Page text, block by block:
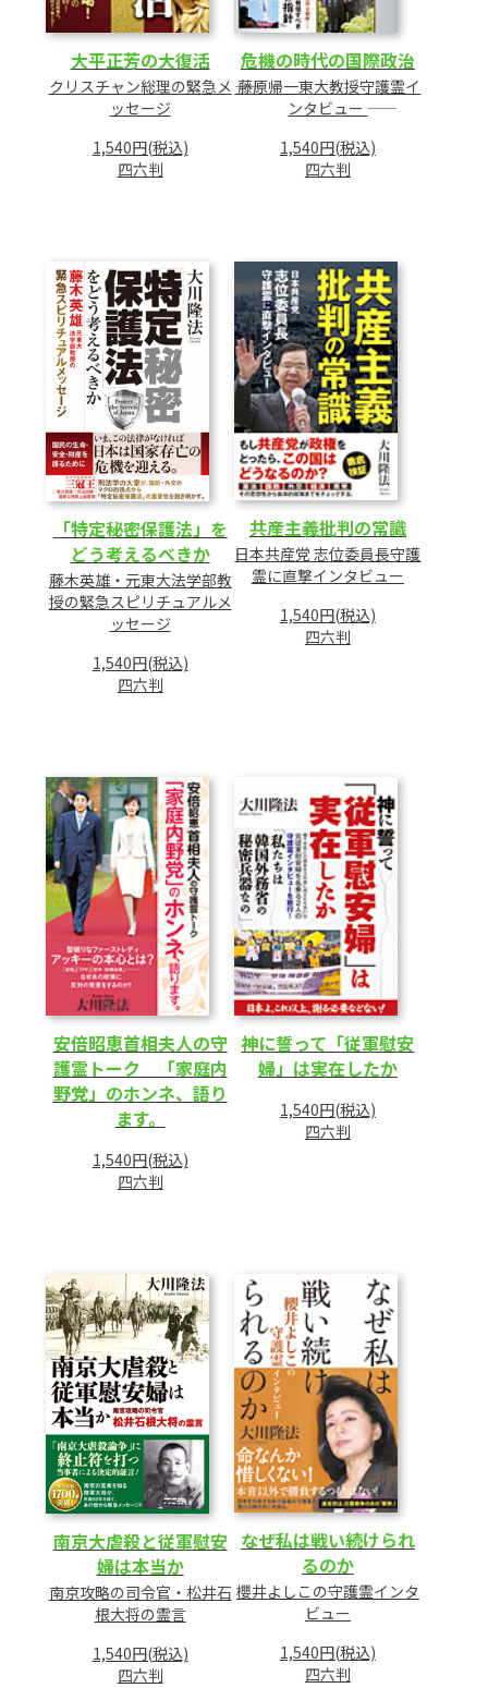
大平正芳の大復活
クリスチャン総理の緊急メ
ッセージ
1,540円(税込)
四六判
危機の時代の国際政治
―― 藤原帰一東大教授守護霊イ
ンタビュー ――
1,540円(税込)
四六判
「特定秘密保護法」を
どう考えるべきか
藤木英雄・元東大法学部教
授の緊急スピリチュアルメ
ッセージ
1,540円(税込)
四六判
共産主義批判の常識
日本共産党 志位委員長守護
霊に直撃インタビュー
1,540円(税込)
四六判
安倍昭恵首相夫人の守
護霊トーク 「家庭内
野党」のホンネ、語り
ます。
1,540円(税込)
四六判
神に誓って「従軍慰安
婦」は実在したか
1,540円(税込)
四六判
南京大虐殺と従軍慰安
婦は本当か
南京攻略の司令官・松井石
根大将の霊言
1,540円(税込)
四六判
なぜ私は戦い続けられ
るのか
櫻井よしこの守護霊インタ
ビュー
1,540円(税込)
四六判